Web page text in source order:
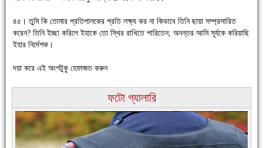
৪৫। তুমি কি তোমার প্রতিপালকের প্রতি লক্ষ্য কর না কিভাবে তিনি ছায়া সম্প্রসারিত
করেন? তিনি ইচ্ছা করিলে ইহাকে তো স্থির রাখিতে পারিতেন; অনন্তর আমি সূর্যকে করিয়াছি
ইহার নির্দেশক।
দয়া করে এই অংশটুকু হেফাজত করুন
ফটো গ্যালারি
চাঁদপুরের মানুষ তাদের পুরোটা দিয়ে আমাকে আপন করে নিয়েছে